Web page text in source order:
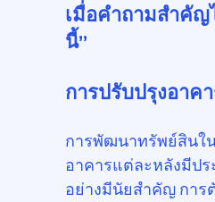
เมื่อคำถามสำคัญ
นี้”
การปรับปรุงอาค
การพัฒนาทรัพย์สินใ
อาคารแต่ละหลังมีป
อย่างมีนัยสำคัญ การ